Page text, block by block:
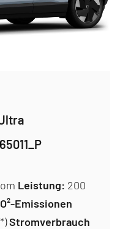
Leistung: 200
Emissionen
Stromverbrauch